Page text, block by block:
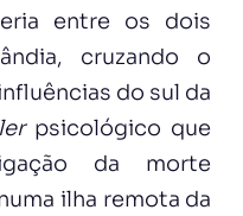
entre os dois
cruzando o
do sul da
psicológico que
da morte
ilha remota da